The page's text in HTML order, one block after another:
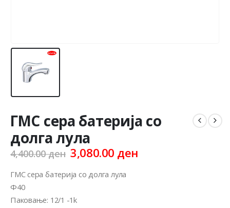
ГМС сера батерија со
долга лула
4,400.00ден Original
price
was:
3,080.00 ден
ГМС сера батерија со долга лула
Ф40
Паковање: 12/1 -1k